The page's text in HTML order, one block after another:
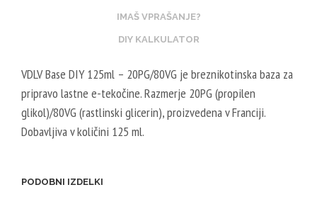
IMAŠ VPRAŠANJE?
DIY KALKULATOR
VDLV Base DIY 125ml – 20PG/80VG je breznikotinska baza za
pripravo lastne e-tekočine. Razmerje 20PG (propilen
glikol)/80VG (rastlinski glicerin), proizvedena v Franciji.
Dobavljiva v količini 125 ml.
PODOBNI IZDELKI